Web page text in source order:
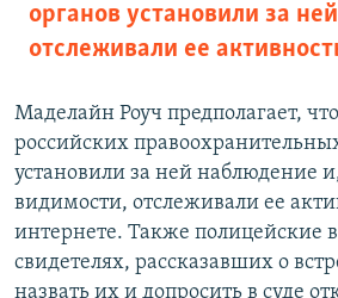
органов установили за
отслеживали ее
Маделайн Роуч предполагает,
российских
установили за ней наблюдение
видимости, отслеживали ее
интернете. Также полицейские в
свидетелях, рассказавших о
назвать их и допросить в суде